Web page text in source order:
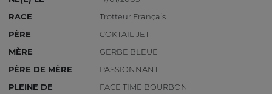
RACE
Trotteur Français
PÈRE
COKTAIL JET
MÈRE
GERBE BLEUE
PÈRE DE MÈRE
PASSIONNANT
PLEINE DE
FACE TIME BOURBON